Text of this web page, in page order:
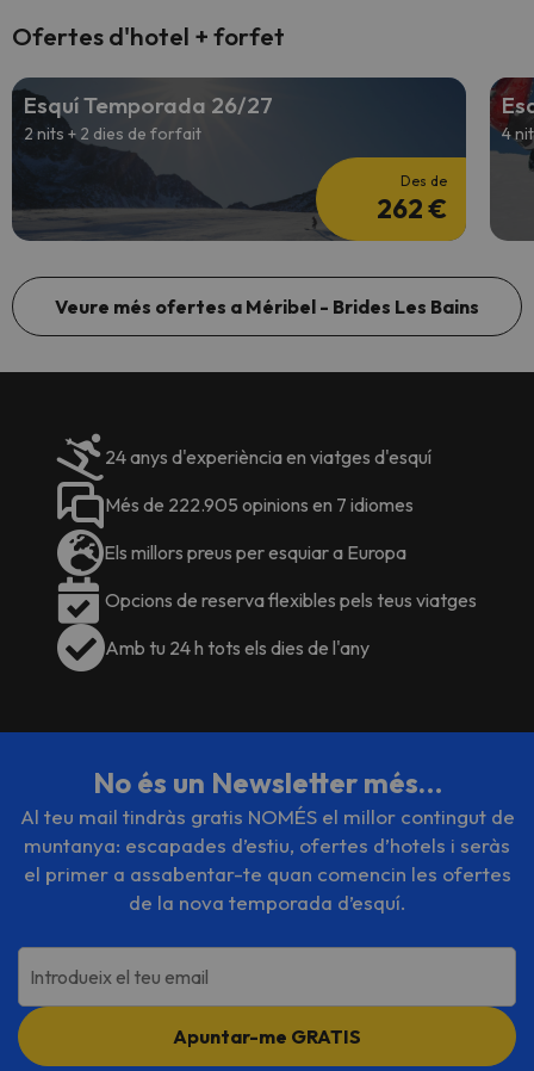
Ofertes d'hotel + forfet
Esquí Temporada 26/27
2 nits + 2 dies de forfait
Des de
262 €
4
Veure més ofertes a Méribel - Brides Les Bains
24 anys d'experiència en viatges d'esquí
Més de 222.905 opinions en 7 idiomes
Els millors preus per esquiar a Europa
Opcions de reserva flexibles pels teus viatges
Amb tu 24 h tots els dies de l'any
No és un Newsletter més…
Al teu mail tindràs gratis NOMÉS el millor contingut de
muntanya: escapades d’estiu, ofertes d’hotels i seràs
el primer a assabentar-te quan comencin les ofertes
de la nova temporada d’esquí.
Introdueix el teu email
Apuntar-me GRATIS